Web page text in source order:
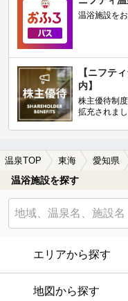
温浴施設を
【ニフテ
内】
株主優待制
拡充されまし
温泉TOP 東海 愛知県
温浴施設を探す
エリアから探す
地図から探す